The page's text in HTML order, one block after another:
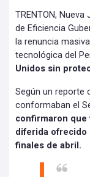
TRENTON, Nueva
de Eficiencia
la renuncia
tecnológica del
Unidos sin
Según un reporte
conformaban el
confirmaron que
diferida ofrecido
finales de abril.